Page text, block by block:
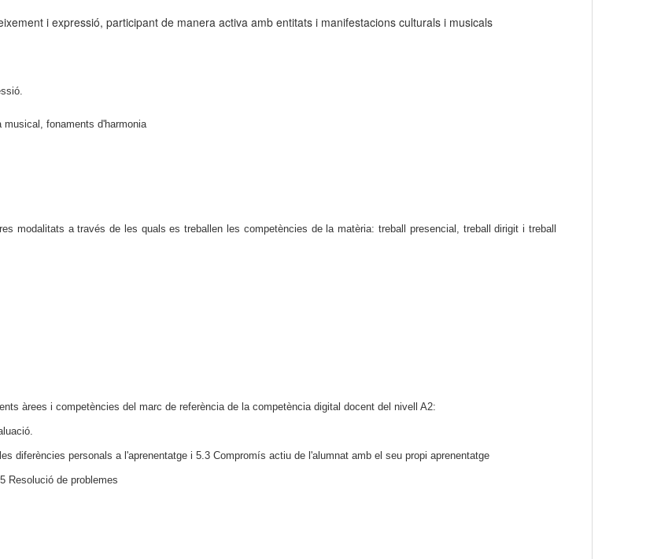
i expressió, participant de manera activa amb entitats i manifestacions culturals i musicals
fonaments d'harmonia
modalitats a través de les quals es treballen les competències de la matèria: treball presencial, treball dirigit i treball
àrees i competències del marc de referència de la competència digital docent del nivell A2:
diferències personals a l'aprenentatge i 5.3 Compromís actiu de l'alumnat amb el seu propi aprenentatge
Resolució de problemes